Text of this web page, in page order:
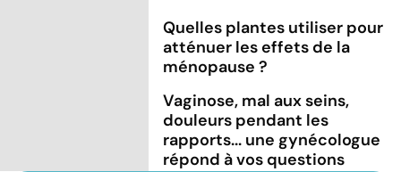
Quelles plantes utiliser pour
atténuer les effets de la
ménopause ?
Vaginose, mal aux seins,
douleurs pendant les
rapports... une gynécologue
répond à vos questions